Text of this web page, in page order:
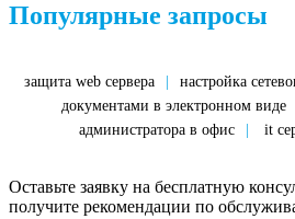
Популярные запросы
защита web сервера настройка
документами в электронном виде
администратора в офис
it
Оставьте заявку на бесплатную
получите рекомендации по